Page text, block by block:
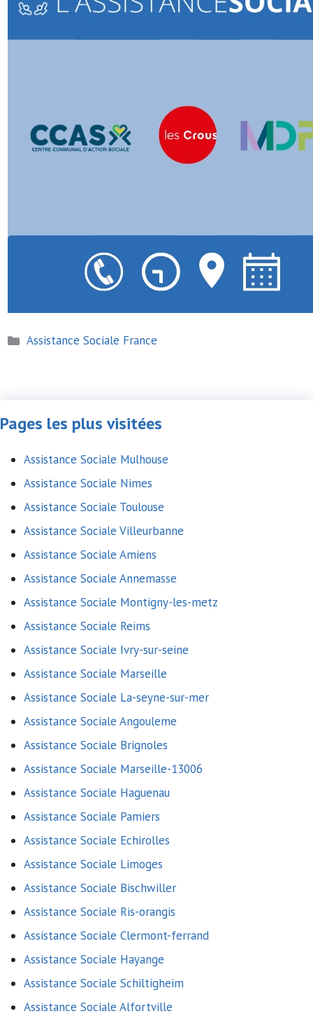
Catégories
Assistance Sociale France
Pages les plus visitées
Assistance Sociale Mulhouse
Assistance Sociale Nimes
Assistance Sociale Toulouse
Assistance Sociale Villeurbanne
Assistance Sociale Amiens
Assistance Sociale Annemasse
Assistance Sociale Montigny-les-metz
Assistance Sociale Reims
Assistance Sociale Ivry-sur-seine
Assistance Sociale Marseille
Assistance Sociale La-seyne-sur-mer
Assistance Sociale Angouleme
Assistance Sociale Brignoles
Assistance Sociale Marseille-13006
Assistance Sociale Haguenau
Assistance Sociale Pamiers
Assistance Sociale Echirolles
Assistance Sociale Limoges
Assistance Sociale Bischwiller
Assistance Sociale Ris-orangis
Assistance Sociale Clermont-ferrand
Assistance Sociale Hayange
Assistance Sociale Schiltigheim
Assistance Sociale Alfortville